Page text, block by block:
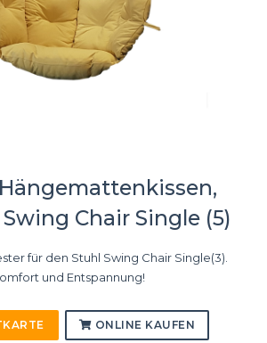
Chair Single (5)
für den Stuhl Swing Chair Single(3).
und Entspannung!
ONLINE KAUFEN